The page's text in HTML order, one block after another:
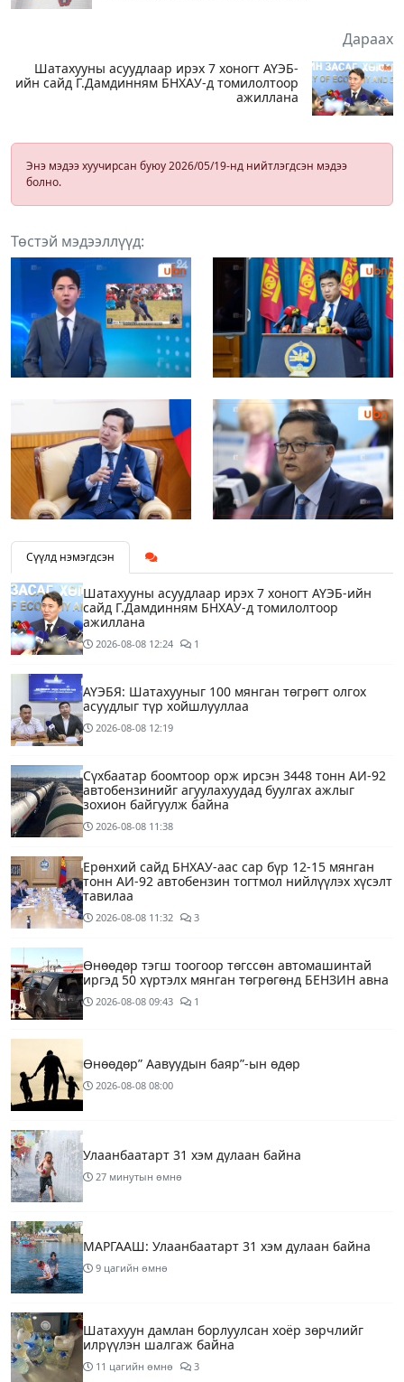
Дараах
Шатахууны асуудлаар ирэх 7 хоногт АҮЭБ-
ийн сайд Г.Дамдинням БНХАУ-д томилолтоор
ажиллана
Энэ мэдээ хуучирсан буюу 2026/05/19-нд нийтлэгдсэн мэдээ
болно.
Төстэй мэдээллүүд:
Сүүлд нэмэгдсэн
Шатахууны асуудлаар ирэх 7 хоногт АҮЭБ-ийн
сайд Г.Дамдинням БНХАУ-д томилолтоор
ажиллана
2026-08-08 12:24 1
АҮЭБЯ: Шатахууныг 100 мянган төгрөгт олгох
асуудлыг түр хойшлууллаа
2026-08-08 12:19
Сүхбаатар боомтоор орж ирсэн 3448 тонн АИ-92
автобензинийг агуулахуудад буулгах ажлыг
зохион байгуулж байна
2026-08-08 11:38
Ерөнхий сайд БНХАУ-аас сар бүр 12-15 мянган
тонн АИ-92 автобензин тогтмол нийлүүлэх хүсэлт
тавилаа
2026-08-08 11:32 3
Өнөөдөр тэгш тоогоор төгссөн автомашинтай
иргэд 50 хүртэлх мянган төгрөгөнд БЕНЗИН авна
2026-08-08 09:43 1
Өнөөдөр” Аавуудын баяр”-ын өдөр
2026-08-08 08:00
Улаанбаатарт 31 хэм дулаан байна
27 минутын өмнө
МАРГААШ: Улаанбаатарт 31 хэм дулаан байна
9 цагийн өмнө
Шатахуун дамлан борлуулсан хоёр зөрчлийг
илрүүлэн шалгаж байна
11 цагийн өмнө 3